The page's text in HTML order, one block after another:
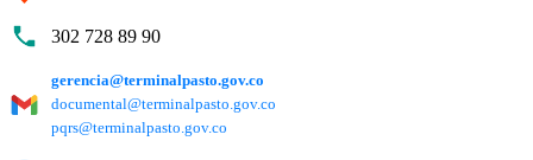
302 728 89 90
gerencia@terminalpasto.gov.co
documental@terminalpasto.gov.co
pqrs@terminalpasto.gov.co